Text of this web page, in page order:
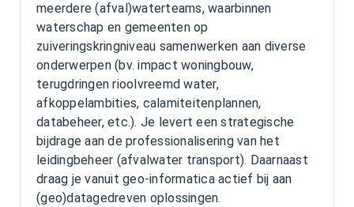
meerdere (afval)waterteams, waarbinnen
waterschap en gemeenten op
zuiveringskringniveau samenwerken aan diverse
onderwerpen (bv. impact woningbouw,
terugdringen rioolvreemd water,
afkoppelambities, calamiteitenplannen,
databeheer, etc.). Je levert een strategische
bijdrage aan de professionalisering van het
leidingbeheer (afvalwater transport). Daarnaast
draag je vanuit geo-informatica actief bij aan
(geo)datagedreven oplossingen.